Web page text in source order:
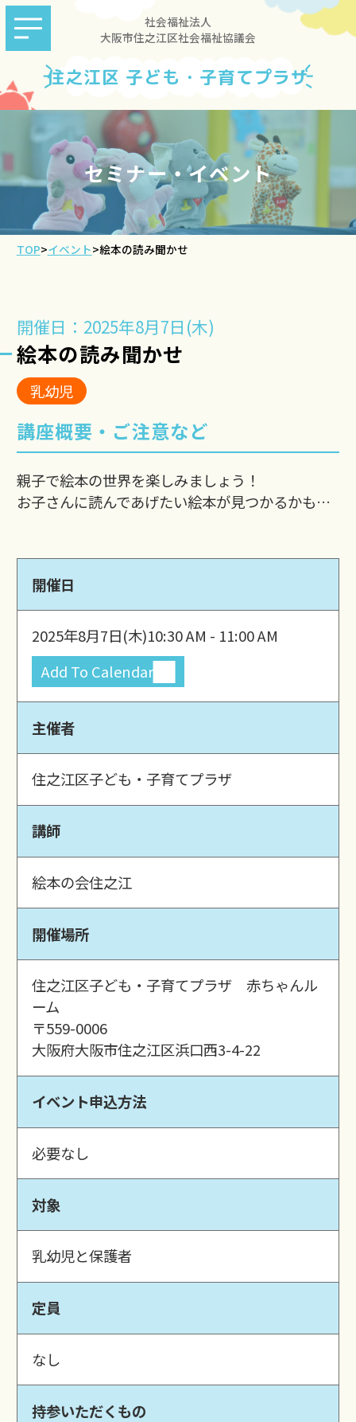
社会福祉法人
大阪市住之江区社会福祉協議会
住之江区 子ども・子育てプラザ
セミナー・イベント
TOP>イベント>絵本の読み聞かせ
開催日：2025年8月7日(木)
絵本の読み聞かせ
乳幼児
講座概要・ご注意など
親子で絵本の世界を楽しみましょう！
お子さんに読んであげたい絵本が見つかるかも…
開催日
2025年8月7日(木)10:30 AM - 11:00 AM
Add To Calendar
主催者
住之江区子ども・子育てプラザ
講師
絵本の会住之江
開催場所
住之江区子ども・子育てプラザ 赤ちゃんル
ーム
〒559-0006
大阪府大阪市住之江区浜口西3-4-22
イベント申込方法
必要なし
対象
乳幼児と保護者
定員
なし
持参いただくもの